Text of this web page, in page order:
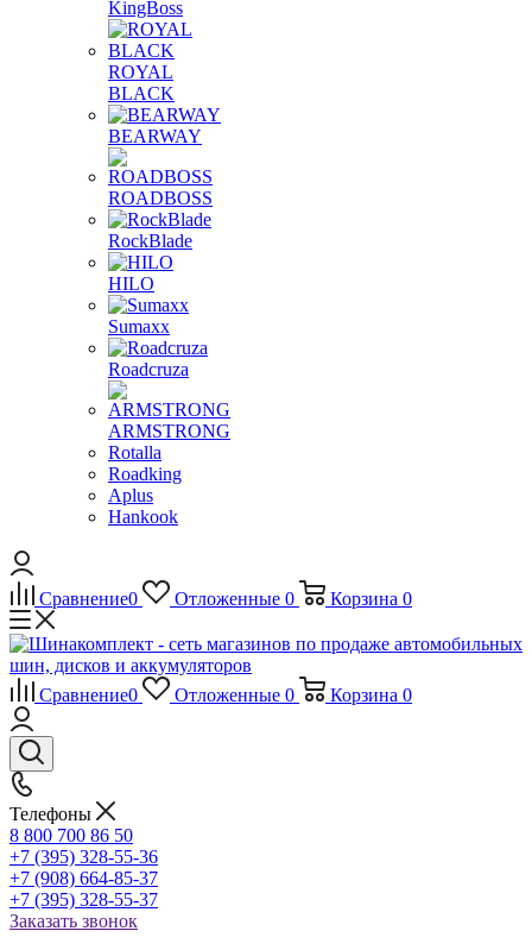
KingBoss
ROYAL
BLACK
BEARWAY
ROADBOSS
RockBlade
HILO
Sumaxx
Roadcruza
ARMSTRONG
Rotalla
Roadking
Aplus
Hankook
Сравнение0 Отложенные 0 Корзина 0
Сравнение0 Отложенные 0 Корзина 0
Телефоны
8 800 700 86 50
+7 (395) 328-55-36
+7 (908) 664-85-37
+7 (395) 328-55-37
Заказать звонок